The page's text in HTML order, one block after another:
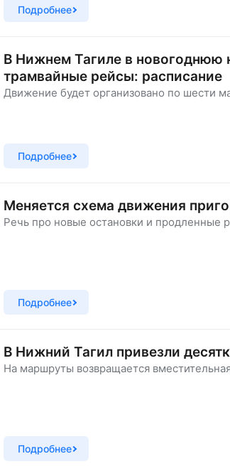
Подробнее
В Нижнем Тагиле в новогоднюю
трамвайные рейсы: расписание
Движение будет организовано по шести
Подробнее
Меняется схема движения
Речь про новые остановки и продленные
Подробнее
В Нижний Тагил привезли
На маршруты возвращается
Подробнее